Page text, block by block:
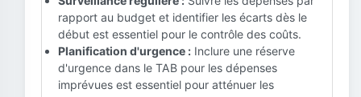
rapport au budget et identifier les écarts dès le
début est essentiel pour le contrôle des coûts.
Planification d'urgence : Inclure une réserve
d'urgence dans le TAB pour les dépenses
imprévues est essentiel pour atténuer les